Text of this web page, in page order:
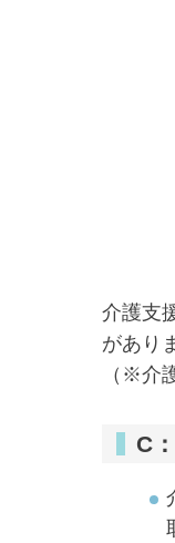
介護支
があり
（※介
C